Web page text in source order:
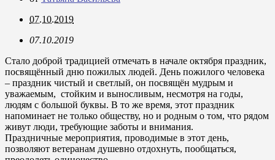
07.10.2019
07.10.2019
Стало доброй традицией отмечать в начале октября праздник,
посвящённый дню пожилых людей. День пожилого человека
– праздник чистый и светлый, он посвящён мудрым и
уважаемым, стойким и выносливым, несмотря на годы,
людям с большой буквы. В то же время, этот праздник
напоминает не только обществу, но и родным о том, что рядом
живут люди, требующие заботы и внимания.
Праздничные мероприятия, проводимые в этот день,
позволяют ветеранам душевно отдохнуть, пообщаться,